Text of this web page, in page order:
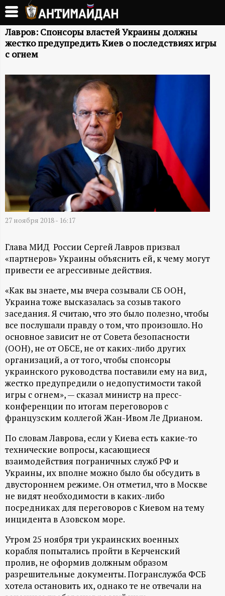
Перейти
основному
содержанию
А
Н
Т
И
М
А
Й
Д
А
Н
-
и
н
ф
о
р
м
а
ц
и
о
н
н
ы
Лавров: Спонсоры властей Украины должны
жестко предупредить Киев о последствиях игры
с огнем
27 ноября 2018 - 16:17
Глава МИД России Сергей Лавров призвал
«партнеров» Украины объяснить ей, к чему могут
привести ее агрессивные действия.
«Как вы знаете, мы вчера созывали СБ ООН,
Украина тоже высказалась за созыв такого
заседания. Я считаю, что это было полезно, чтобы
все послушали правду о том, что произошло. Но
основное зависит не от Совета безопасности
(ООН), не от ОБСЕ, не от каких-либо других
организаций, а от того, чтобы спонсоры
украинского руководства поставили ему на вид,
жестко предупредили о недопустимости такой
игры с огнем», — сказал министр на пресс-
конференции по итогам переговоров с
французским коллегой Жан-Ивом Ле Дрианом.
По словам Лаврова, если у Киева есть какие-то
технические вопросы, касающиеся
взаимодействия пограничных служб РФ и
Украины, их вполне можно было бы обсудить в
двустороннем режиме. Он отметил, что в Москве
не видят необходимости в каких-либо
посредниках для переговоров с Киевом на тему
инцидента в Азовском море.
Утром 25 ноября три украинских военных
корабля попытались пройти в Керченский
пролив, не оформив должным образом
разрешительные документы. Погранслужба ФСБ
хотела остановить их, однако те не отвечали на